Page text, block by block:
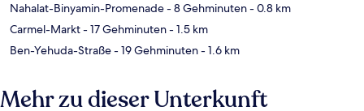
Nahalat-Binyamin-Promenade- 8 Gehminuten- 0.8 km
Carmel-Markt- 17 Gehminuten- 1.5 km
Ben-Yehuda-Straße- 19 Gehminuten- 1.6 km
Mehr zu dieser Unterkunft